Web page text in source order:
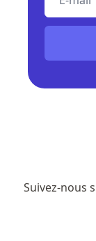
Suivez-nous